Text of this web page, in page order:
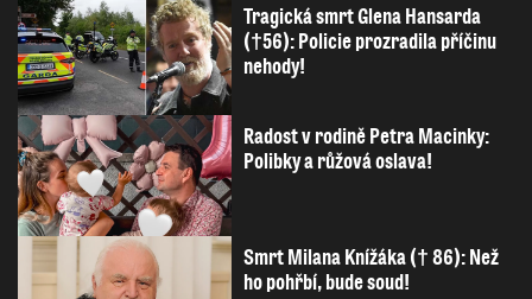
Tragická smrt Glena Hansarda
(†56): Policie prozradila příčinu
nehody!
Radost v rodině Petra Macinky:
Polibky a růžová oslava!
Smrt Milana Knížáka († 86): Než
ho pohřbí, bude soud!